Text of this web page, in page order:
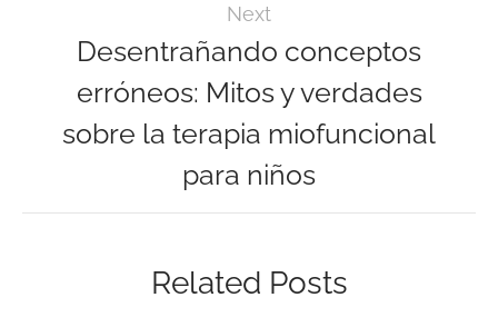
Next
Desentrañando conceptos
erróneos: Mitos y verdades
sobre la terapia miofuncional
para niños
Related Posts